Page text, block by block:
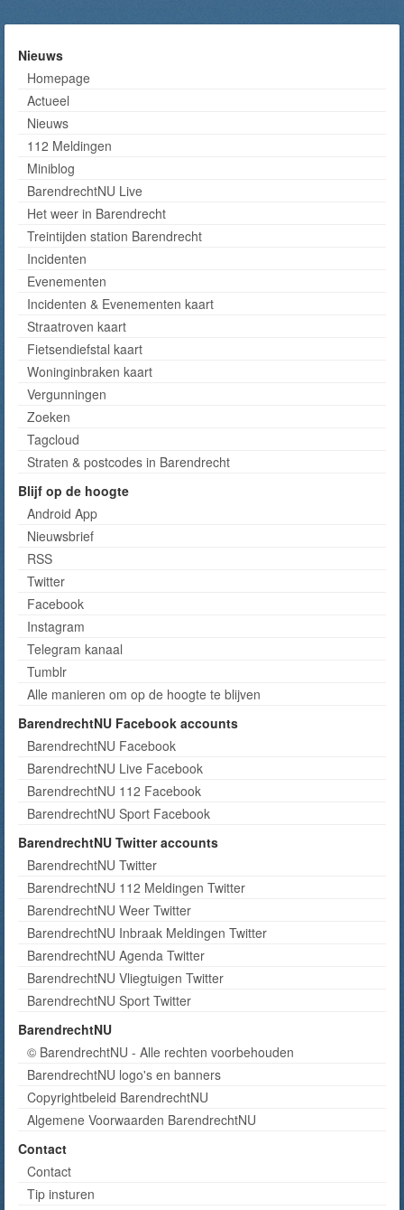
Nieuws
Homepage
Actueel
Nieuws
112 Meldingen
Miniblog
BarendrechtNU Live
Het weer in Barendrecht
Treintijden station Barendrecht
Incidenten
Evenementen
Incidenten & Evenementen kaart
Straatroven kaart
Fietsendiefstal kaart
Woninginbraken kaart
Vergunningen
Zoeken
Tagcloud
Straten & postcodes in Barendrecht
Blijf op de hoogte
Android App
Nieuwsbrief
RSS
Twitter
Facebook
Instagram
Telegram kanaal
Tumblr
Alle manieren om op de hoogte te blijven
BarendrechtNU Facebook accounts
BarendrechtNU Facebook
BarendrechtNU Live Facebook
BarendrechtNU 112 Facebook
BarendrechtNU Sport Facebook
BarendrechtNU Twitter accounts
BarendrechtNU Twitter
BarendrechtNU 112 Meldingen Twitter
BarendrechtNU Weer Twitter
BarendrechtNU Inbraak Meldingen Twitter
BarendrechtNU Agenda Twitter
BarendrechtNU Vliegtuigen Twitter
BarendrechtNU Sport Twitter
BarendrechtNU
© BarendrechtNU - Alle rechten voorbehouden
BarendrechtNU logo's en banners
Copyrightbeleid BarendrechtNU
Algemene Voorwaarden BarendrechtNU
Contact
Contact
Tip insturen